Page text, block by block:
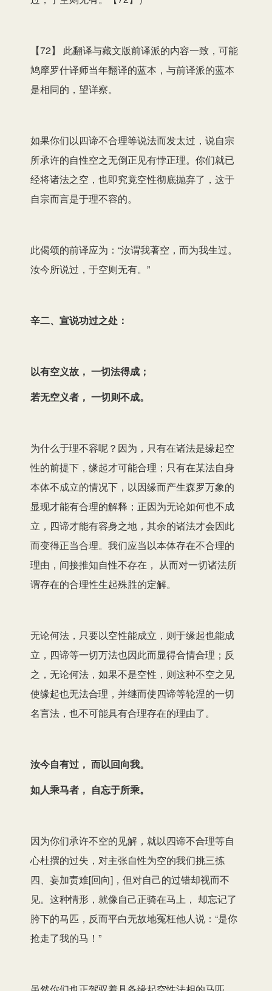
【72】 此翻译与藏文版前译派的内容一致，可能
鸠摩罗什译师当年翻译的蓝本，与前译派的蓝本
是相同的，望详察。
如果你们以四谛不合理等说法而发太过，说自宗
所承许的自性空之无倒正见有悖正理。你们就已
经将诸法之空，也即究竟空性彻底抛弃了，这于
自宗而言是于理不容的。
此偈颂的前译应为：“汝谓我著空，而为我生过。
汝今所说过，于空则无有。”
辛二、宣说功过之处：
以有空义故， 一切法得成；
若无空义者， 一切则不成。
为什么于理不容呢？因为，只有在诸法是缘起空
性的前提下，缘起才可能合理；只有在某法自身
本体不成立的情况下，以因缘而产生森罗万象的
显现才能有合理的解释；正因为无论如何也不成
立，四谛才能有容身之地，其余的诸法才会因此
而变得正当合理。我们应当以本体存在不合理的
理由，间接推知自性不存在， 从而对一切诸法所
谓存在的合理性生起殊胜的定解。
无论何法，只要以空性能成立，则于缘起也能成
立，四谛等一切万法也因此而显得合情合理；反
之，无论何法，如果不是空性，则这种不空之见
使缘起也无法合理，并继而使四谛等轮涅的一切
名言法，也不可能具有合理存在的理由了。
汝今自有过， 而以回向我。
如人乘马者， 自忘于所乘。
因为你们承许不空的见解，就以四谛不合理等自
心杜撰的过失，对主张自性为空的我们挑三拣
四、妄加责难[回向]，但对自己的过错却视而不
见。这种情形，就像自己正骑在马上， 却忘记了
胯下的马匹，反而平白无故地冤枉他人说：“是你
抢走了我的马！”